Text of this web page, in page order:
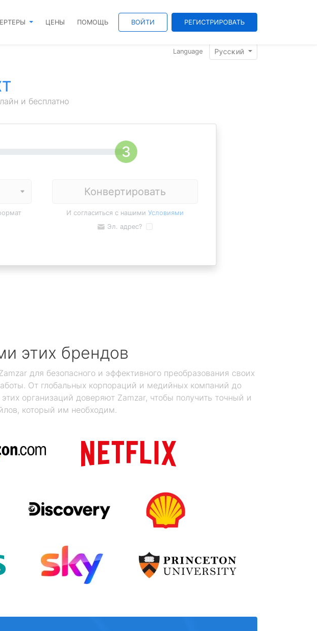
ЦЕНЫ ПОМОЩЬ ВОЙТИ РЕГИСТРИРОВАТЬ
Language Pyccĸий
и бесплатно
Конвертировать
И согласиться с нашими Условиями
Эл. адрес?
этих брендов
для безопасного и эффективного преобразования своих
От глобальных корпораций и медийных компаний до
организаций доверяют Zamzar, чтобы получить точный и
который им необходим.